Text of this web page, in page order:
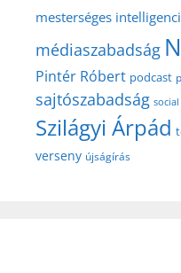
mesterséges
médiaszabadság
Pintér Róbert podcast
sajtószabadság
Szilágyi Árpád
verseny újságírás